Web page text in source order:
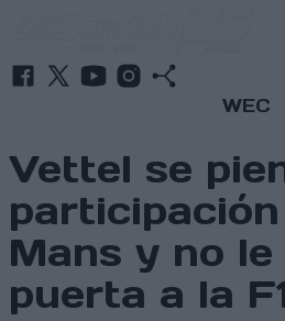
WEC
Vettel se
Mans y no
puerta a la